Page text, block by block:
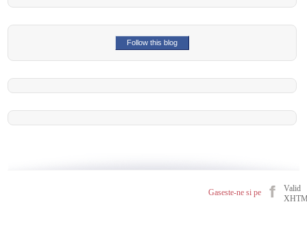
Follow this blog
Gaseste-ne si pe
Valid